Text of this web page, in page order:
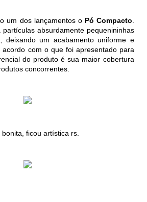
um dos lançamentos o Pó Compacto
absurdamente pequenininhas
deixando um acabamento uniforme e
com o que foi apresentado para
do produto é sua maior cobertura
concorrentes.
ficou artística rs.